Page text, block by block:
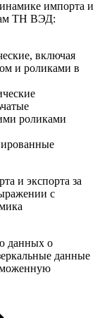
импорта и
ТН ВЭД:
включая
и роликами в
роликами
и экспорта за
с
данных о
данные